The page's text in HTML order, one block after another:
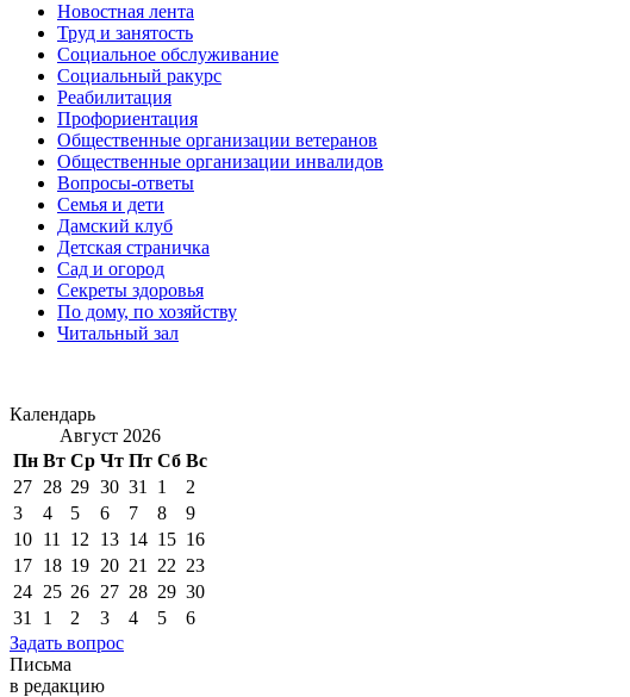
Новостная лента
Труд и занятость
Социальное обслуживание
Социальный ракурс
Реабилитация
Профориентация
Общественные организации ветеранов
Общественные организации инвалидов
Вопросы-ответы
Семья и дети
Дамский клуб
Детская страничка
Сад и огород
Секреты здоровья
По дому, по хозяйству
Читальный зал
Календарь
Август 2026
Пн Вт Ср Чт Пт Сб Вс
27 28 29 30 31 1
2
3
4 5 6 7 8
9
10 11 12 13 14 15 16
17 18 19 20 21 22 23
24 25 26 27 28 29 30
31
1 2 3 4 5
6
Задать вопрос
Письма
в редакцию